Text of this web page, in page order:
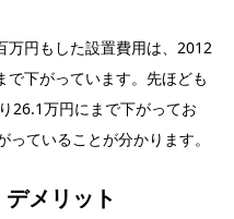
万円もした設置費用は、2012
下がっています。先ほども
26.1万円にまで下がってお
ていることが分かります。
メリット